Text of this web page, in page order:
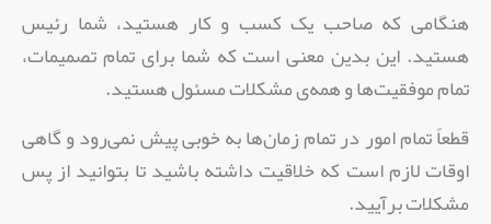
هنگامی که صاحب یک کسب و کار هستید، ‌شما رئیس
هستید. این بدین معنی است که شما برای تمام تصمیمات،‌
تمام موفقیت‌ها و همه‌ی مشکلات مسئول هستید.
قطعاً‌ تمام امور در تمام زمان‌ها به خوبی پیش نمی‌رود و گاهی
اوقات لازم است که خلاقیت داشته باشید تا بتوانید از پس
مشکلات برآیید.